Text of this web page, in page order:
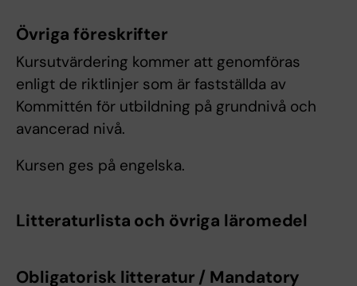
Övriga föreskrifter
Kursutvärdering kommer att genomföras
enligt de riktlinjer som är fastställda av
Kommittén för utbildning på grundnivå och
avancerad nivå.
Kursen ges på engelska.
Litteraturlista och övriga läromedel
Obligatorisk litteratur / Mandatory